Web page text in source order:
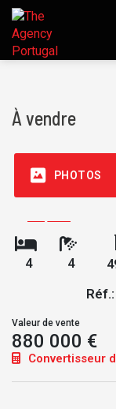
À vendre
PHOTOS
4 4
Valeur de vente
880 000 €
Convertisseur